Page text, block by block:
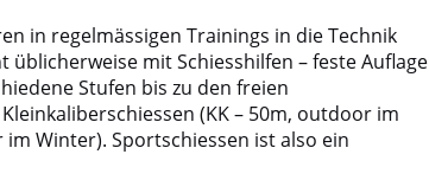
in regelmässigen Trainings in die Technik
mit Schiesshilfen – feste Auflage
Stufen bis zu den freien
(KK – 50m, outdoor im
Winter). Sportschiessen ist also ein